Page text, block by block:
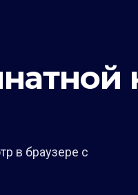
в браузере с